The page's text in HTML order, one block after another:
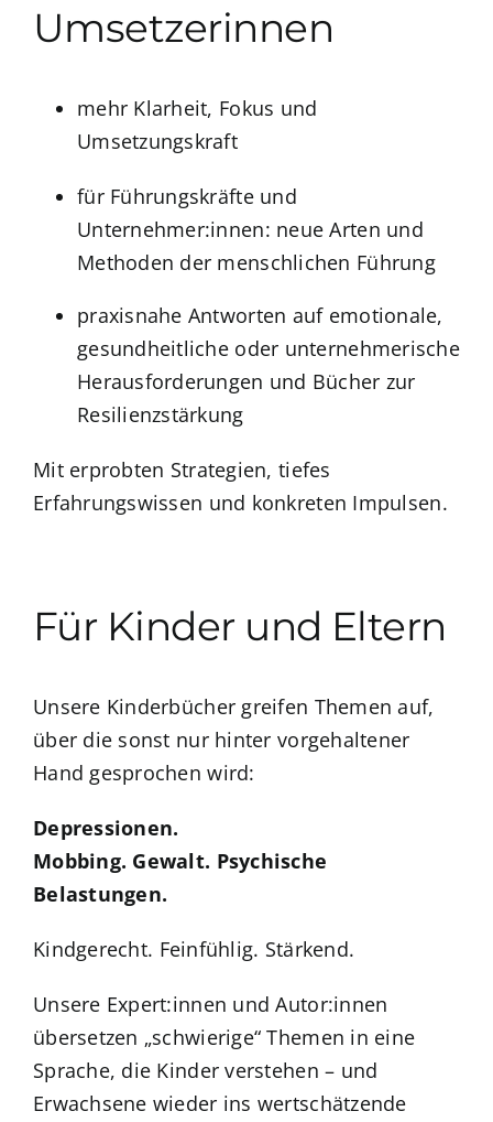
Umsetzerinnen
mehr Klarheit, Fokus und
Umsetzungskraft
für Führungskräfte und
Unternehmer:innen: neue Arten und
Methoden der menschlichen Führung
praxisnahe Antworten auf emotionale,
gesundheitliche oder unternehmerische
Herausforderungen und Bücher zur
Resilienzstärkung
Mit erprobten Strategien, tiefes
Erfahrungswissen und konkreten Impulsen.
Für Kinder und Eltern
Unsere Kinderbücher greifen Themen auf,
über die sonst nur hinter vorgehaltener
Hand gesprochen wird:
Depressionen.
Mobbing. Gewalt. Psychische
Belastungen.
Kindgerecht. Feinfühlig. Stärkend.
Unsere Expert:innen und Autor:innen
übersetzen „schwierige“ Themen in eine
Sprache, die Kinder verstehen – und
Erwachsene wieder ins wertschätzende